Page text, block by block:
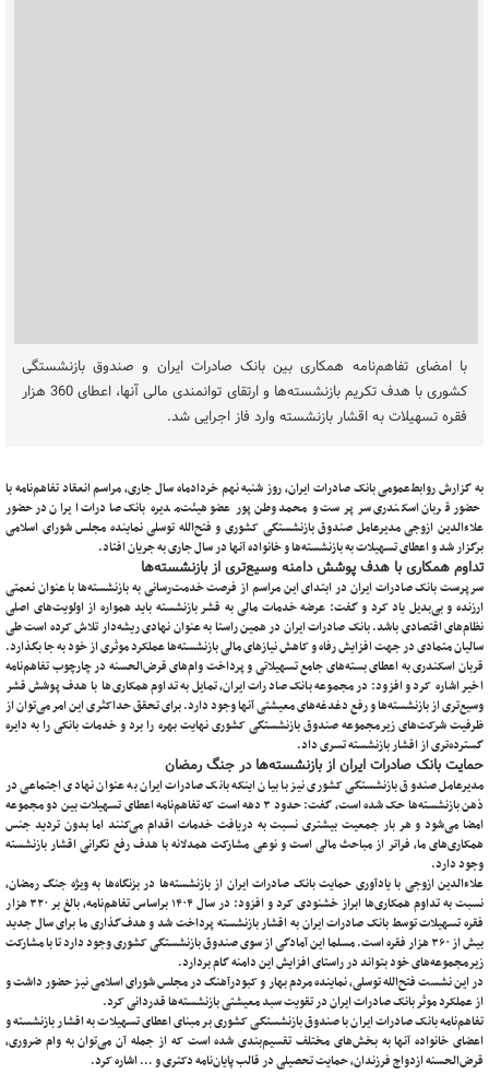
​با امضای تفاهم‌نامه همکاری بین بانک صادرات ایران و صندوق بازنشستگی
کشوری با هدف تکریم بازنشسته‌ها و ارتقای توانمندی مالی آنها، اعطای 360 هزار
فقره تسهیلات به اقشار بازنشسته وارد فاز اجرایی شد.
به گزارش روابط‌عمومی بانک صادرات ایران، روز شنبه نهم خردادماه سال جاری، مراسم انعقاد تفاهم‌نامه با
حضور قربان اسکندری سرپرست و محمد وطن‌پور عضو هیئت‌مدیره بانک صادرات ایران در حضور
علاءالدین ازوجی مدیرعامل صندوق بازنشستگی کشوری و فتح‌الله توسلی نماینده مجلس شورای اسلامی
برگزار شد و اعطای تسهیلات به بازنشسته‌ها و خانواده آنها در سال جاری به جریان افتاد.
تداوم همکاری با هدف پوشش دامنه وسیع‌تری از بازنشسته‌ها
سرپرست بانک صادرات ایران در ابتدای این مراسم از فرصت خدمت‌رسانی به بازنشسته‌ها با عنوان نعمتی
ارزنده و بی‌بدیل یاد کرد و گفت: عرضه خدمات مالی به قشر بازنشسته باید همواره از اولویت‌های اصلی
نظام‌های اقتصادی باشد. بانک صادرات ایران در همین راستا به عنوان نهادی ریشه‌دار تلاش کرده است طی
سالیان متمادی در جهت افزایش رفاه و کاهش نیازهای مالی بازنشسته‌ها عملکرد موثری از خود به جا بگذارد.
قربان اسکندری به اعطای بسته‌های جامع تسهیلاتی و پرداخت وام‌های قرض‌الحسنه در چارچوب تفاهم‌نامه
اخیر اشاره کرد و افزود: در مجموعه بانک صادرات ایران، تمایل به تداوم همکاری‌ها با هدف پوشش قشر
وسیع‌تری از بازنشسته‌ها و رفع دغدغه‌های معیشتی آنها وجود دارد. برای تحقق حداکثری این امر می‌توان از
ظرفیت شرکت‌های زیرمجموعه صندوق بازنشستگی کشوری نهایت بهره را برد و خدمات بانکی را به دایره
گسترده‌تری از اقشار بازنشسته تسری داد.
حمایت بانک صادرات ایران از بازنشسته‌ها در جنگ رمضان
مدیرعامل صندوق بازنشستگی کشوری نیز با بیان اینکه بانک صادرات ایران به عنوان نهادی اجتماعی در
ذهن بازنشسته‌ها حک شده است، گفت: حدود ۳ دهه است که تفاهم‌نامه اعطای تسهیلات بین دو مجموعه
امضا می‌شود و هر بار جمعیت بیشتری نسبت به دریافت خدمات اقدام می‌کنند اما بدون تردید جنس
همکاری‌های ما، فراتر از مباحث مالی است و نوعی مشارکت همدلانه با هدف رفع نگرانی اقشار بازنشسته
وجود دارد.
علاءالدین ازوجی با یادآوری حمایت بانک صادرات ایران از بازنشسته‌ها در بزنگاه‌ها به ویژه جنگ رمضان،
نسبت به تداوم همکاری‌ها ابراز خشنودی کرد و افزود: در سال ۱۴۰۴ براساس تفاهم‌نامه، بالغ بر ۳۲۰ هزار
فقره تسهیلات توسط بانک صادرات ایران به اقشار بازنشسته پرداخت شد و هدف‌گذاری ما برای سال جدید
بیش از ۳۶۰ هزار فقره است. مسلما این آمادگی از سوی صندوق بازنشستگی کشوری وجود دارد تا با مشارکت
زیرمجموعه‌های خود بتواند در راستای افزایش این دامنه گام بردارد.
در این نشست فتح‌الله توسلی، نماینده مردم بهار و کبودرآهنگ در مجلس شورای اسلامی نیز حضور داشت و
از عملکرد موثر بانک صادرات ایران در تقویت سبد معیشتی بازنشسته‌ها قدردانی کرد.
تفاهم‌نامه بانک صادرات ایران با صندوق بازنشستگی کشوری بر مبنای اعطای تسهیلات به اقشار بازنشسته و
اعضای خانواده آنها به بخش‌های مختلف تقسیم‌بندی شده است که از جمله آن می‌توان به وام ضروری،
قرض‌الحسنه ازدواج فرزندان، حمایت تحصیلی در قالب پایان‌نامه دکتری و … اشاره کرد.